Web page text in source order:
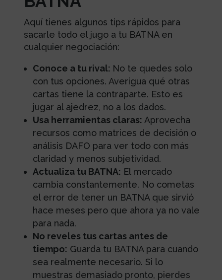
Aquí tienes algunos tips rápidos para
sacarle todo el jugo a tu BATNA en
cualquier negociación:
Conoce a tu rival: No te quedes solo
con tus opciones. Averigua qué otras
cartas tiene la contraparte. Esto es
jugar al ajedrez, no a los dados.
Usa herramientas claras: Aprovecha
recursos como matrices de decisión o
análisis DAFO para ver todo con más
claridad y menos subjetividad.
Actualiza tu BATNA: El mercado
cambia constantemente. No cometas
el error de tener un BATNA que sirvió
hace meses pero que ahora ya no vale
para nada.
No reveles tus cartas antes de
tiempo: Guarda tu BATNA para cuando
sea realmente necesario. Si lo
muestras demasiado pronto, pierdes